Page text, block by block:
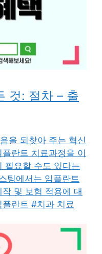
것: 절차 – 출
을 되찾아 주는 혁신
란트 치료과정을 이
필요할 수도 있다는
팅에서는 임플란트
및 보험 적용에 대
란트 #치과 치료